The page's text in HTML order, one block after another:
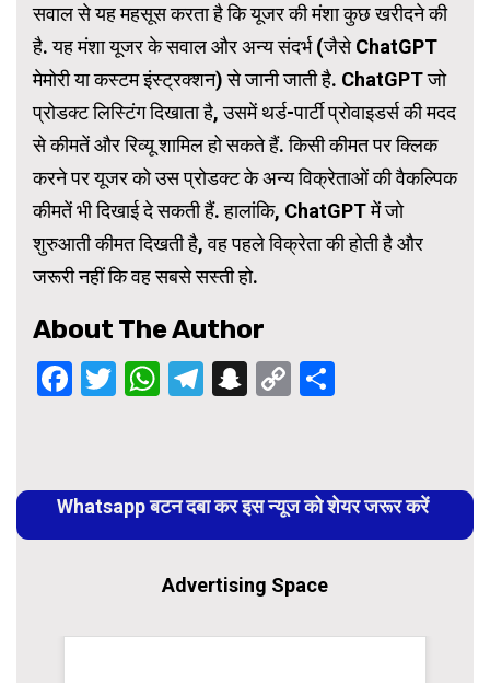
सवाल से यह महसूस करता है कि यूजर की मंशा कुछ खरीदने की
है. यह मंशा यूजर के सवाल और अन्य संदर्भ (जैसे ChatGPT
मेमोरी या कस्टम इंस्ट्रक्शन) से जानी जाती है. ChatGPT जो
प्रोडक्ट लिस्टिंग दिखाता है, उसमें थर्ड-पार्टी प्रोवाइडर्स की मदद
से कीमतें और रिव्यू शामिल हो सकते हैं. किसी कीमत पर क्लिक
करने पर यूजर को उस प्रोडक्ट के अन्य विक्रेताओं की वैकल्पिक
कीमतें भी दिखाई दे सकती हैं. हालांकि, ChatGPT में जो
शुरुआती कीमत दिखती है, वह पहले विक्रेता की होती है और
जरूरी नहीं कि वह सबसे सस्ती हो.
About The Author
Facebook
Twitter
WhatsApp
Telegram
Snapchat
Copy
Reading
Whatsapp बटन दबा कर इस न्यूज को शेयर जरूर करें
Advertising Space